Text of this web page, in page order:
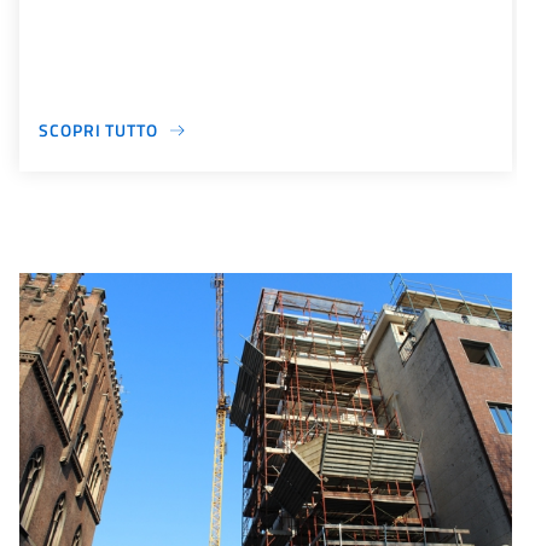
SCOPRI TUTTO